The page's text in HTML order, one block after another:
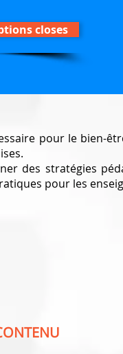
closes
pour le bien-
des stratégies
pour les